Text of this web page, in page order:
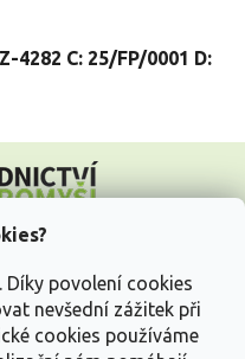
Díky povolení cookies
nevšední zážitek při
cookies používáme
4282 C: 25/FP/0001 D: